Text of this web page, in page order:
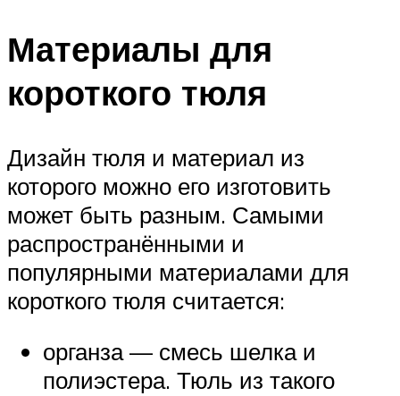
Материалы для
короткого тюля
Дизайн тюля и материал из
которого можно его изготовить
может быть разным. Самыми
распространёнными и
популярными материалами для
короткого тюля считается:
органза — смесь шелка и
полиэстера. Тюль из такого